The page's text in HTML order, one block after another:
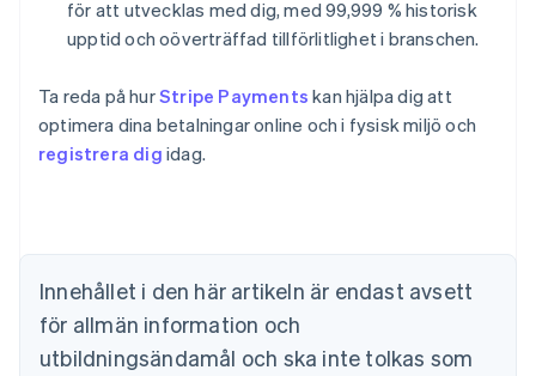
för att utvecklas med dig, med 99,999 % historisk
upptid och oöverträffad tillförlitlighet i branschen.
Ta reda på hurStripe Payments kan hjälpa dig att
optimera dina betalningar online och i fysisk miljö och
registrera dig idag.
Innehållet i den här artikeln är endast avsett
för allmän information och
utbildningsändamål och ska inte tolkas som
Australien
Brasilien
PortuguêsEnglish
Bulgarien
English
Cypern